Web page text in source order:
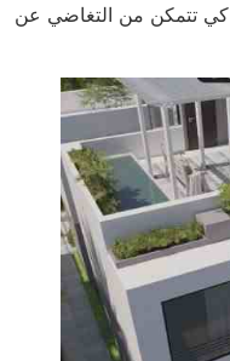
كي تتمكن من التغاضي عن